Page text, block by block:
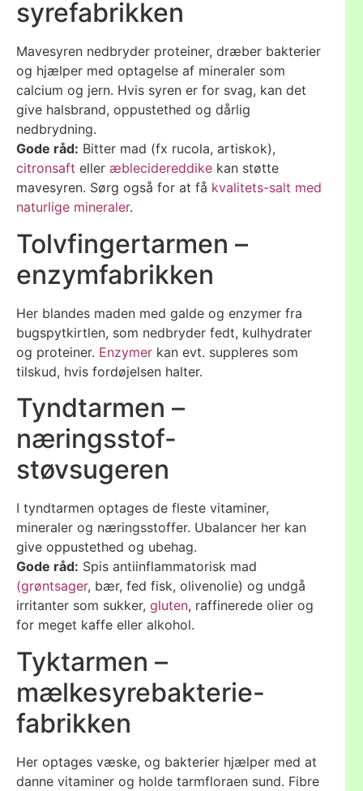
syrefabrikken
Mavesyren nedbryder proteiner, dræber bakterier
og hjælper med optagelse af mineraler som
calcium og jern. Hvis syren er for svag, kan det
give halsbrand, oppustethed og dårlig
nedbrydning.
Gode råd: Bitter mad (fx rucola, artiskok),
citronsaft eller æblecidereddike kan støtte
mavesyren. Sørg også for at få kvalitets-salt med
naturlige mineraler.
Tolvfingertarmen –
enzymfabrikken
Her blandes maden med galde og enzymer fra
bugspytkirtlen, som nedbryder fedt, kulhydrater
og proteiner. Enzymer kan evt. suppleres som
tilskud, hvis fordøjelsen halter.
Tyndtarmen –
næringsstof-
støvsugeren
I tyndtarmen optages de fleste vitaminer,
mineraler og næringsstoffer. Ubalancer her kan
give oppustethed og ubehag.
Gode råd: Spis antiinflammatorisk mad
(grøntsager, bær, fed fisk, olivenolie) og undgå
irritanter som sukker, gluten, raffinerede olier og
for meget kaffe eller alkohol.
Tyktarmen –
mælkesyrebakterie-
fabrikken
Her optages væske, og bakterier hjælper med at
danne vitaminer og holde tarmfloraen sund. Fibre